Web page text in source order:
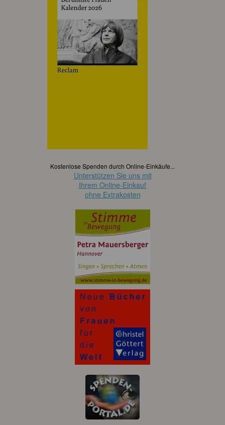
Kostenlose Spenden durch Online-Einkäufe...
Unterstützen Sie uns mit
Ihrem Online-Einkauf
ohne Extrakosten